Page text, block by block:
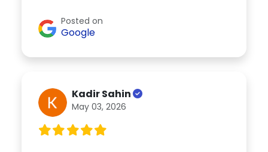
Posted on
Google
Kadir Sahin
May 03, 2026